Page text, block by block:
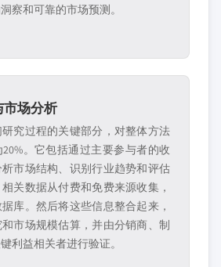
察和可靠的市场预测。
市场分析
究过程的关键部分，对整体方法
。它包括通过主要参与者的收
市场结构、识别行业趋势和评估
关数据从付费和免费来源收集，
库。然后将这些信息整合起来，
市场规模估算，并由分销商、制
利益相关者进行验证。